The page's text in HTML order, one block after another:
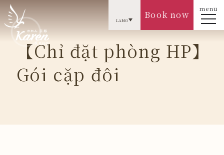
menu
Book now
LANG
【Chỉ đặt phòng HP】
Gói cặp đôi